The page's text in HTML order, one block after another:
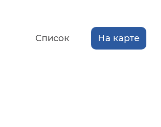
Список На карте